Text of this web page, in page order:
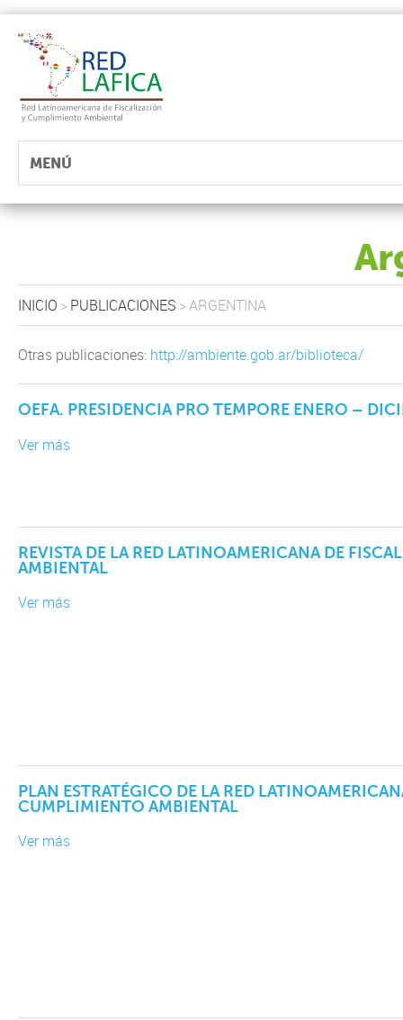
MENÚ
INICIO >PUBLICACIONES >ARGENTINA
Otras publicaciones: http://ambiente.gob.ar/biblioteca/
OEFA. PRESIDENCIA PRO TEMPORE ENERO –
Ver más
REVISTA DE LA RED LATINOAMERICANA DE
AMBIENTAL
Ver más
PLAN ESTRATÉGICO DE LA RED
CUMPLIMIENTO AMBIENTAL
Ver más